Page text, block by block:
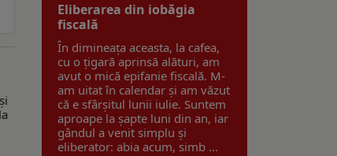
Eliberarea din iobăgia
fiscală
În dimineața aceasta, la cafea,
cu o țigară aprinsă alături, am
avut o mică epifanie fiscală. M-
am uitat în calendar și am văzut
că e sfârșitul lunii iulie. Suntem
aproape la șapte luni din an, iar
gândul a venit simplu și
eliberator: abia acum, simb ...